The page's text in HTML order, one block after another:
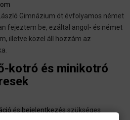
Gimnázium öt évfolyamos német
fejeztem be, ezáltal angol- és német
illetve közel áll hozzám az
kotró és minikotró
és bejelentkezés szükséges